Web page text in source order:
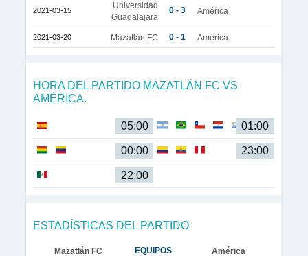
2021-03-15
Universidad
Guadalajara
0 - 3 América
2021-03-20 Mazatlán FC 0 - 1 América
HORA DEL PARTIDO MAZATLÁN FC VS
AMÉRICA.
05:00 01:00
00:00 23:00
22:00
ESTADÍSTICAS DEL PARTIDO
Mazatlán FC EQUIPOS América